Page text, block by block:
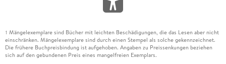
1 Mängelexemplare sind Bücher mit leichten Beschädigungen, die das Lesen aber nicht
einschränken. Mängelexemplare sind durch einen Stempel als solche gekennzeichnet.
Die frühere Buchpreisbindung ist aufgehoben. Angaben zu Preissenkungen beziehen
sich auf den gebundenen Preis eines mangelfreien Exemplars.